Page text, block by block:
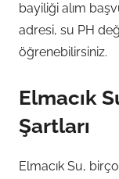
bayiliği alım
adresi, su PH
öğrenebilirsiniz.
Elmacık
Şartları
Elmacık Su,